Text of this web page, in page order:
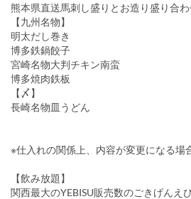
熊本県直送馬刺し盛りとお造り盛り合
【九州名物】
明太だし巻き
博多鉄鍋餃子
宮崎名物大判チキン南蛮
博多焼肉鉄板
【〆】
長崎名物皿うどん
※仕入れの関係上、内容が変更になる場
【飲み放題】
関西最大のYEBISU販売数のごきげんえ